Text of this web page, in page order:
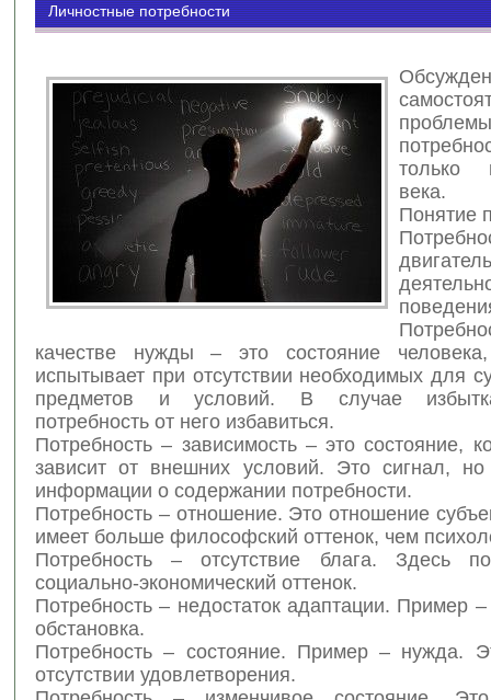
Личностные потребности
проблемы
только
века.
Понятие
двигатель
качестве нужды – это состояние
испытывает при отсутствии необходимых для
предметов и условий. В случае
потребность от него избавиться.
Потребность – зависимость – это состояние,
зависит от внешних условий. Это сигнал,
информации о содержании потребности.
Потребность – отношение. Это отношение
имеет больше философский оттенок, чем
Потребность – отсутствие блага. Здесь
социально-экономический оттенок.
Потребность – недостаток адаптации. Пример
обстановка.
Потребность – состояние. Пример – нужда.
отсутствии удовлетворения.